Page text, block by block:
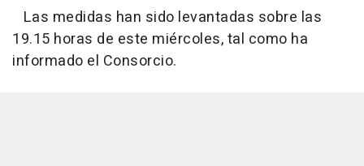
Las medidas han sido levantadas sobre las
19.15 horas de este miércoles, tal como ha
informado el Consorcio.